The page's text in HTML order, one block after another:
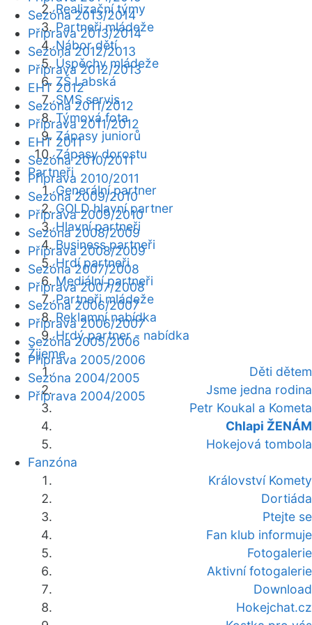
Realizační týmy
Partneři mládeže
Nábor dětí
Úspěchy mládeže
ZŠ Labská
SMS servis
Týmová fota
Zápasy juniorů
Zápasy dorostu
Partneři
Generální partner
GOLD hlavní partner
Hlavní partneři
Business partneři
Hrdí partneři
Mediální partneři
Partneři mládeže
Reklamní nabídka
Hrdý partner - nabídka
Žijeme
Děti dětem
Jsme jedna rodina
Petr Koukal a Kometa
Chlapi ŽENÁM
Hokejová tombola
Fanzóna
Království Komety
Dortiáda
Ptejte se
Fan klub informuje
Fotogalerie
Aktivní fotogalerie
Download
Hokejchat.cz
Sezóna 2013/2014
Příprava 2013/2014
Sezóna 2012/2013
Příprava 2012/2013
EHT 2012
Sezóna 2011/2012
Příprava 2011/2012
EHT 2011
Sezóna 2010/2011
Příprava 2010/2011
Sezóna 2009/2010
Příprava 2009/2010
Sezóna 2008/2009
Příprava 2008/2009
Sezóna 2007/2008
Příprava 2007/2008
Sezóna 2006/2007
Příprava 2006/2007
Sezóna 2005/2006
Příprava 2005/2006
Sezóna 2004/2005
Příprava 2004/2005